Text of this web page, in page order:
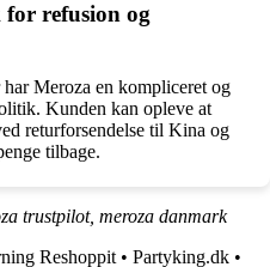
refusion og
Meroza en kompliceret og
Kunden kan opleve at
returforsendelse til Kina og
tilbage.
trustpilot, meroza danmark
Reshoppit • Partyking.dk •